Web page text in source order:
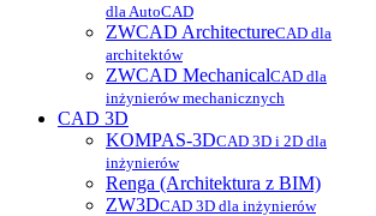
dla AutoCAD
ZWCAD ArchitectureCAD dla
architektów
ZWCAD MechanicalCAD dla
inżynierów mechanicznych
CAD 3D
KOMPAS-3DCAD 3D i 2D dla
inżynierów
Renga (Architektura z BIM)
ZW3DCAD 3D dla inżynierów